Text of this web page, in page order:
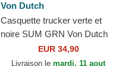
Von Dutch
Casquette trucker verte et
noire SUM GRN Von Dutch
EUR 34,90
Livraison le mardi, 11 aout